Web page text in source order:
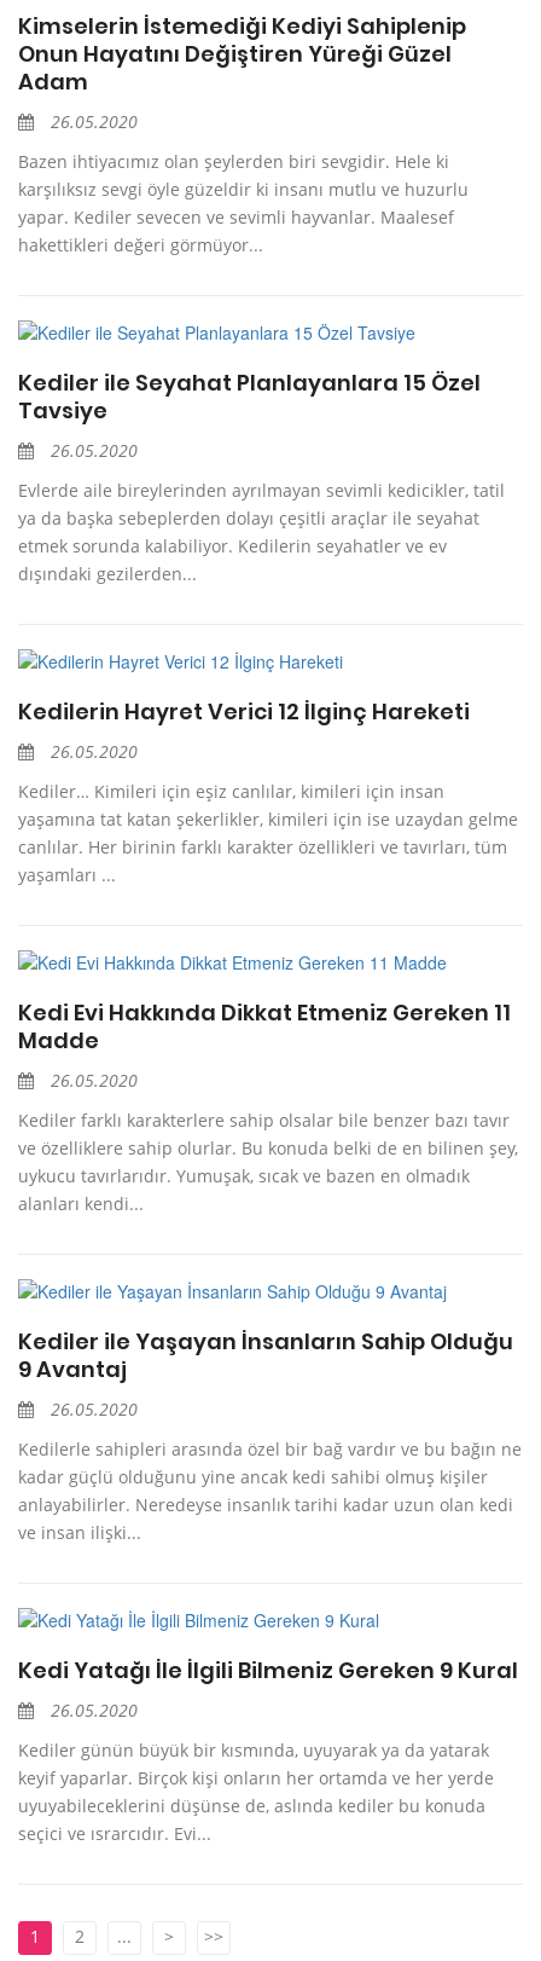
Kimselerin İstemediği Kediyi Sahiplenip
Onun Hayatını Değiştiren Yüreği Güzel
Adam
26.05.2020
Bazen ihtiyacımız olan şeylerden biri sevgidir. Hele ki
karşılıksız sevgi öyle güzeldir ki insanı mutlu ve huzurlu
yapar. Kediler sevecen ve sevimli hayvanlar. Maalesef
hakettikleri değeri görmüyor...
Kediler ile Seyahat Planlayanlara 15 Özel
Tavsiye
26.05.2020
Evlerde aile bireylerinden ayrılmayan sevimli kedicikler, tatil
ya da başka sebeplerden dolayı çeşitli araçlar ile seyahat
etmek sorunda kalabiliyor. Kedilerin seyahatler ve ev
dışındaki gezilerden...
Kedilerin Hayret Verici 12 İlginç Hareketi
26.05.2020
Kediler… Kimileri için eşiz canlılar, kimileri için insan
yaşamına tat katan şekerlikler, kimileri için ise uzaydan gelme
canlılar. Her birinin farklı karakter özellikleri ve tavırları, tüm
yaşamları ...
Kedi Evi Hakkında Dikkat Etmeniz Gereken 11
Madde
26.05.2020
Kediler farklı karakterlere sahip olsalar bile benzer bazı tavır
ve özelliklere sahip olurlar. Bu konuda belki de en bilinen şey,
uykucu tavırlarıdır. Yumuşak, sıcak ve bazen en olmadık
alanları kendi...
Kediler ile Yaşayan İnsanların Sahip Olduğu
9 Avantaj
26.05.2020
Kedilerle sahipleri arasında özel bir bağ vardır ve bu bağın ne
kadar güçlü olduğunu yine ancak kedi sahibi olmuş kişiler
anlayabilirler. Neredeyse insanlık tarihi kadar uzun olan kedi
ve insan ilişki...
Kedi Yatağı İle İlgili Bilmeniz Gereken 9 Kural
26.05.2020
Kediler günün büyük bir kısmında, uyuyarak ya da yatarak
keyif yaparlar. Birçok kişi onların her ortamda ve her yerde
uyuyabileceklerini düşünse de, aslında kediler bu konuda
seçici ve ısrarcıdır. Evi...
1 2 ... > >>